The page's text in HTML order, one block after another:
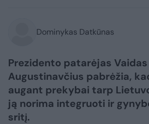
Dominykas Datkūnas
Prezidento patarėjas Vaidas
Augustinavčius pabrėžia,
augant prekybai tarp
ją norima integruoti ir
sritį.